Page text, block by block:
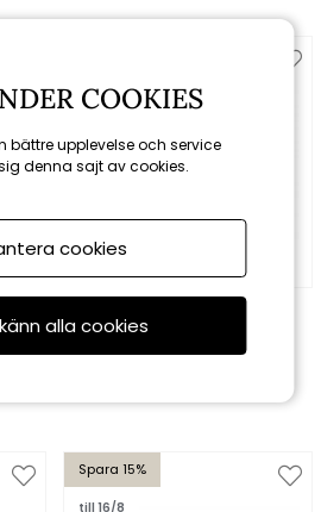
till 16/8
Cube fotpall - light grey
Spara 15%
till 16/8
COOKIES
bättre upplevelse och service
denna sajt av cookies.
cookies
alla cookies